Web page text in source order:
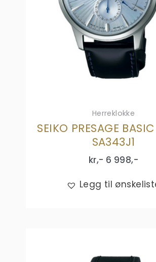
Herreklokke
SEIKO PRESAGE
SA343J1
kr,- 6 998,-
Legg til